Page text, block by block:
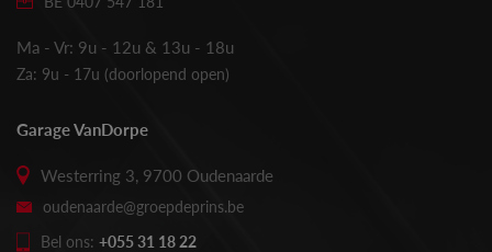
Ma - Vr: 9u - 12u & 13u - 18u
Za: 9u - 17u (doorlopend open)
Garage VanDorpe
Westerring 3, 9700 Oudenaarde
oudenaarde@groepdeprins.be
Bel ons: +055 31 18 22